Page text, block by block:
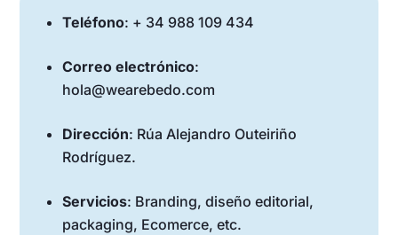
Teléfono: + 34 988 109 434‬
Correo electrónico:
hola@wearebedo.com
Dirección: Rúa Alejandro Outeiriño
Rodríguez.
Servicios: Branding, diseño editorial,
packaging, Ecomerce, etc.